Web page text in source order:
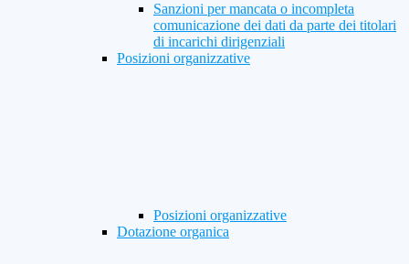
Sanzioni per mancata o incompleta
comunicazione dei dati da parte dei titolari
di incarichi dirigenziali
Posizioni organizzative
Posizioni organizzative
Dotazione organica